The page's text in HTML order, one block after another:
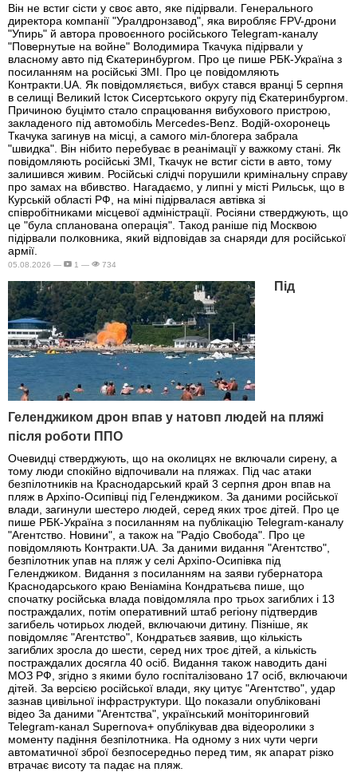
Він не встиг сісти у своє авто, яке підірвали. Генерального
директора компанії "Уралдронзавод", яка виробляє FPV-дрони
"Упирь" й автора провоєнного російського Telegram-каналу
"Повернутые на войне" Володимира Ткачука підірвали у
власному авто під Єкатеринбургом. Про це пише РБК-Україна з
посиланням на російські ЗМІ. Про це повідомляють
Контракти.UA. Як повідомляється, вибух стався вранці 5 серпня
в селищі Великий Істок Сисертського округу під Єкатеринбургом.
Причиною буцімто стало спрацювання вибухового пристрою,
закладеного під автомобіль Mercedes-Benz. Водій-охоронець
Ткачука загинув на місці, а самого міл-блогера забрала
"швидка". Він нібито перебуває в реанімації у важкому стані. Як
повідомляють російські ЗМІ, Ткачук не встиг сісти в авто, тому
залишився живим. Російські слідчі порушили кримінальну справу
про замах на вбивство. Нагадаємо, у липні у місті Рильськ, що в
Курській області РФ, на міні підірвалася автівка зі
співробітниками місцевої адміністрації. Росіяни стверджують, що
це "була спланована операція". Такод раніше під Москвою
підірвали полковника, який відповідав за снаряди для російської
армії.
05.08.2026 — 1 — 734
Під
Геленджиком дрон впав у натовп людей на пляжі
після роботи ППО
Очевидці стверджують, що на околицях не включали сирену, а
тому люди спокійно відпочивали на пляжах. Під час атаки
безпілотників на Краснодарський край 3 серпня дрон впав на
пляж в Архіпо-Осипівці під Геленджиком. За даними російської
влади, загинули шестеро людей, серед яких троє дітей. Про це
пише РБК-Україна з посиланням на публікацію Telegram-каналу
"Агентство. Новини", а також на "Радіо Свобода". Про це
повідомляють Контракти.UA. За даними видання "Агентство",
безпілотник упав на пляж у селі Архіпо-Осипівка під
Геленджиком. Видання з посиланням на заяви губернатора
Краснодарського краю Веніаміна Кондратьєва пише, що
спочатку російська влада повідомляла про трьох загиблих і 13
постраждалих, потім оперативний штаб регіону підтвердив
загибель чотирьох людей, включаючи дитину. Пізніше, як
повідомляє "Агентство", Кондратьєв заявив, що кількість
загиблих зросла до шести, серед них троє дітей, а кількість
постраждалих досягла 40 осіб. Видання також наводить дані
МОЗ РФ, згідно з якими було госпіталізовано 17 осіб, включаючи
дітей. За версією російської влади, яку цитує "Агентство", удар
зазнав цивільної інфраструктури. Що показали опубліковані
відео За даними "Агентства", український моніторинговий
Telegram-канал Supernova+ опублікував два відеоролики з
моменту падіння безпілотника. На одному з них чути черги
автоматичної зброї безпосередньо перед тим, як апарат різко
втрачає висоту та падає на пляж.